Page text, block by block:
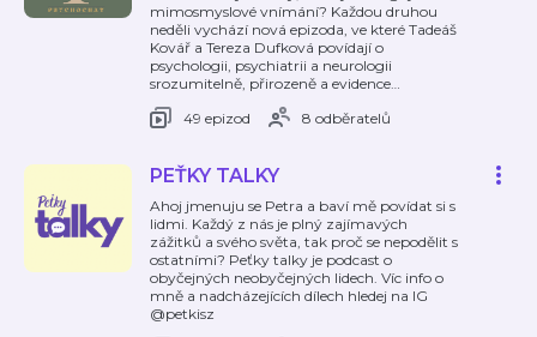
mimosmyslové vnímání? Každou druhou
neděli vychází nová epizoda, ve které Tadeáš
Kovář a Tereza Dufková povídají o
psychologii, psychiatrii a neurologii
srozumitelně, přirozeně a evidence…
49 epizod
8 odběratelů
PEŤKY TALKY
Ahoj jmenuju se Petra a baví mě povídat si s
lidmi. Každý z nás je plný zajímavých
zážitků a svého světa, tak proč se nepodělit s
ostatními? Peťky talky je podcast o
obyčejných neobyčejných lidech. Víc info o
mně a nadcházejících dílech hledej na IG
@petkisz